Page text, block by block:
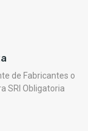
de Fabricantes o
SRI Obligatoria